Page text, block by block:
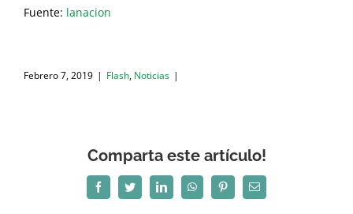
Fuente: lanacion
Febrero 7, 2019 | Flash, Noticias |
Comparta este artículo!
FacebookTwitterLinkedInWhatsAppPinterestCorreo
electrónico